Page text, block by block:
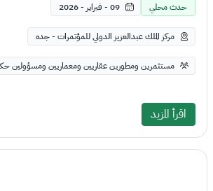
حدث محلي 09 - فبراير - 2026
مركز الملك عبدالعزيز الدولي للمؤتمرات - جده
مستثمرين ومطورين عقاريين ومعماريين ومسؤولين
اقرأ المزيد